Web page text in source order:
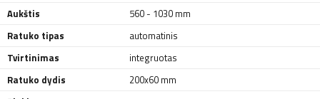
Aukštis
560 - 1030 mm
Ratuko tipas
automatinis
Tvirtinimas
integruotas
Ratuko dydis
200x60 mm